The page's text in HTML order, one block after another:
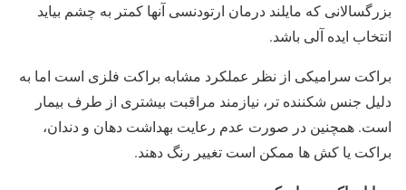
بزرگسالانی که مایلند درمان ارتودنسی آنها کمتر به چشم بیاید
انتخاب ایده آلی باشد.
براکت سرامیکی از نظر عملکرد مشابه براکت فلزی است اما به
دلیل جنس شکننده تر، نیازمند مراقبت بیشتری از طرف بیمار
است. همچنین در صورت عدم رعایت بهداشت دهان و دندان،
براکت یا کش ها ممکن است تغییر رنگ دهند.